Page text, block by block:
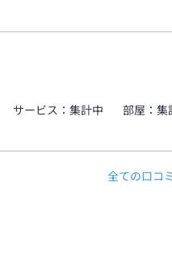
サービス：集計中 部屋：集
全ての口コ